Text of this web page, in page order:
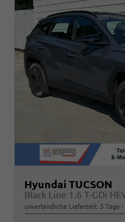
Hyundai TUCSON
unverbindliche Lieferzeit: 5 Tage